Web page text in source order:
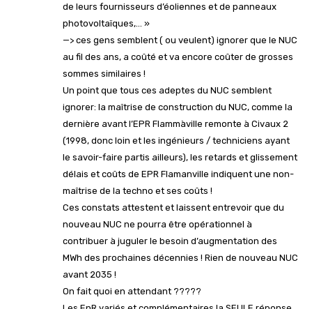
de leurs fournisseurs d’éoliennes et de panneaux
photovoltaïques,… »
—> ces gens semblent ( ou veulent) ignorer que le NUC
au fil des ans, a coûté et va encore coûter de grosses
sommes similaires !
Un point que tous ces adeptes du NUC semblent
ignorer: la maîtrise de construction du NUC, comme la
dernière avant l’EPR Flammàville remonte à Civaux 2
(1998, donc loin et les ingénieurs / techniciens ayant
le savoir-faire partis ailleurs), les retards et glissement
délais et coûts de EPR Flamanville indiquent une non-
maîtrise de la techno et ses coûts !
Ces constats attestent et laissent entrevoir que du
nouveau NUC ne pourra être opérationnel à
contribuer à juguler le besoin d’augmentation des
MWh des prochaines décennies ! Rien de nouveau NUC
avant 2035 !
On fait quoi en attendant ?????